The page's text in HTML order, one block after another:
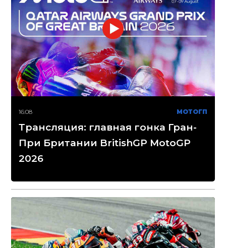
16:08 МОТОГП
Трансляция: главная гонка Гран-
При Британии BritishGP MotoGP
2026